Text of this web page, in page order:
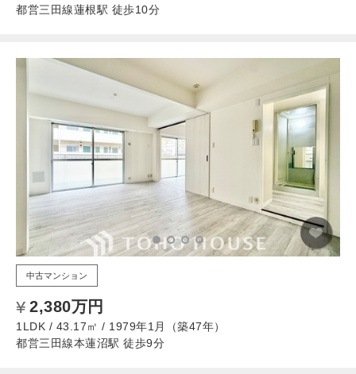
都営三田線蓮根駅 徒歩10分
中古マンション
2,380万円
1LDK / 43.17㎡ / 1979年1月（築47年）
都営三田線本蓮沼駅 徒歩9分